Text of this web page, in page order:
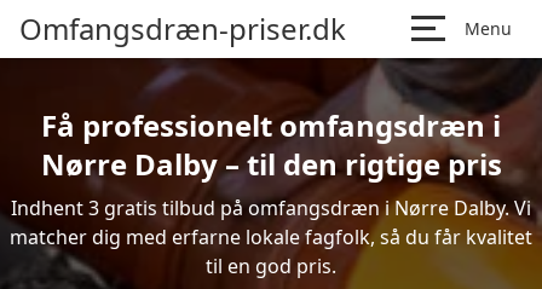
Omfangsdræn-priser.dk Menu
Få professionelt omfangsdræn i
Nørre Dalby – til den rigtige pris
Indhent 3 gratis tilbud på omfangsdræn i Nørre Dalby. Vi
matcher dig med erfarne lokale fagfolk, så du får kvalitet
til en god pris.